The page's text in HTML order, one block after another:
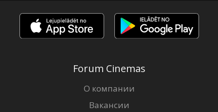
Forum Cinemas
О компании
Вакансии